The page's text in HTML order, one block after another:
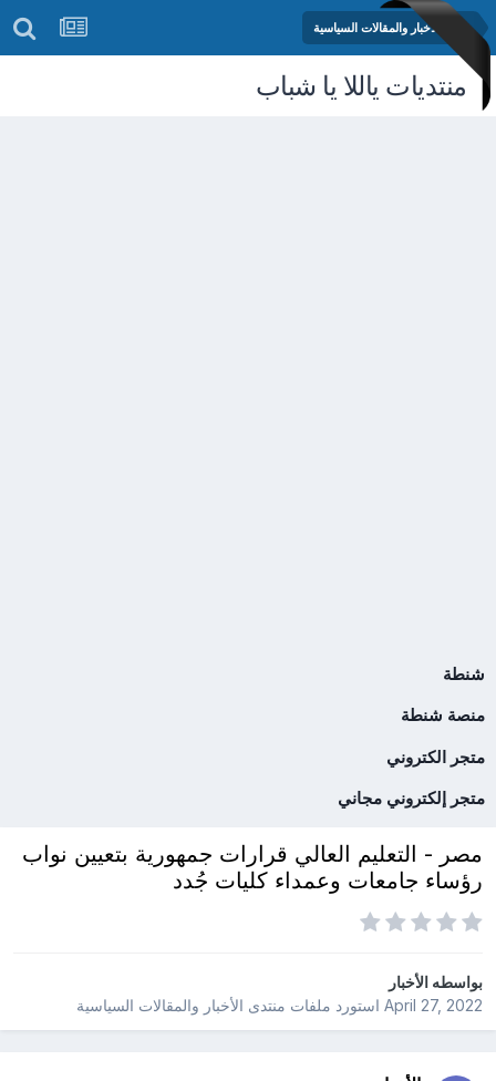
منتدى الأخبار والمقالات السياسية
منتديات ياللا يا شباب
شنطة
منصة شنطة
متجر الكتروني
متجر إلكتروني مجاني
مصر - التعليم العالي قرارات جمهورية بتعيين نواب
رؤساء جامعات وعمداء كليات جُدد
بواسطهالأخبار
April 27, 2022استورد ملفات منتدى الأخبار والمقالات السياسية